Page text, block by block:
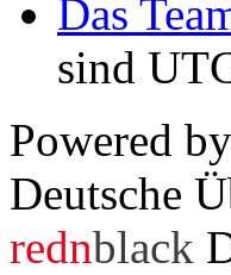
Das
sind
Powered by
Deutsche
rednblack